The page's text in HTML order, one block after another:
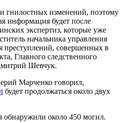
гнилостных изменений, поэтому
информация будет после
экспертиз, которые уже
начальника управления
преступлений, совершенных в
Главного следственного
Шевчук.
Марченко говорил,
будет продолжаться около двух
обнаружили около 450 могил.